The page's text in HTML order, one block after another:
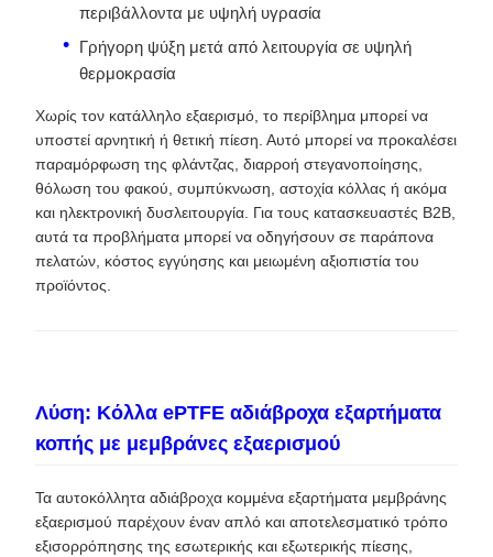
περιβάλλοντα με υψηλή υγρασία
Γρήγορη ψύξη μετά από λειτουργία σε υψηλή
θερμοκρασία
Χωρίς τον κατάλληλο εξαερισμό, το περίβλημα μπορεί να
υποστεί αρνητική ή θετική πίεση. Αυτό μπορεί να προκαλέσει
παραμόρφωση της φλάντζας, διαρροή στεγανοποίησης,
θόλωση του φακού, συμπύκνωση, αστοχία κόλλας ή ακόμα
και ηλεκτρονική δυσλειτουργία. Για τους κατασκευαστές B2B,
αυτά τα προβλήματα μπορεί να οδηγήσουν σε παράπονα
πελατών, κόστος εγγύησης και μειωμένη αξιοπιστία του
προϊόντος.
Λύση: Κόλλα ePTFE αδιάβροχα εξαρτήματα
κοπής με μεμβράνες εξαερισμού
Τα αυτοκόλλητα αδιάβροχα κομμένα εξαρτήματα μεμβράνης
εξαερισμού παρέχουν έναν απλό και αποτελεσματικό τρόπο
εξισορρόπησης της εσωτερικής και εξωτερικής πίεσης,